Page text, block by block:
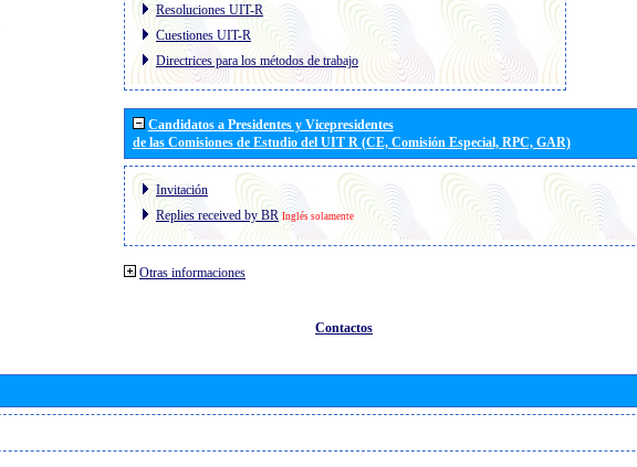
Resoluciones UIT-R
Cuestiones UIT-R
Directrices para los métodos de trabajo
Candidatos a Presidentes y Vicepresidentes
de las Comisiones de Estudio del UIT R (CE, Comisión Especial, RPC, GAR)
Invitación
Replies received by BR Inglés solamente
Otras informaciones
Contactos